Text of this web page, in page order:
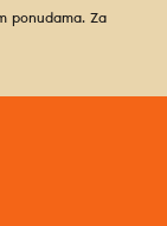
ponudama. Za